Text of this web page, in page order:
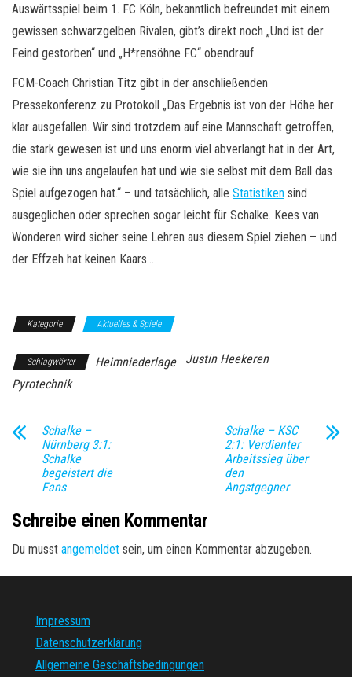
Auswärtsspiel beim 1. FC Köln, bekanntlich befreundet mit einem
gewissen schwarzgelben Rivalen, gibt’s direkt noch „Und ist der
Feind gestorben“ und „H*rensöhne FC“ obendrauf.
FCM-Coach Christian Titz gibt in der anschließenden
Pressekonferenz zu Protokoll „Das Ergebnis ist von der Höhe her
klar ausgefallen. Wir sind trotzdem auf eine Mannschaft getroffen,
die stark gewesen ist und uns enorm viel abverlangt hat in der Art,
wie sie ihn uns angelaufen hat und wie sie selbst mit dem Ball das
Spiel aufgezogen hat.“ – und tatsächlich, alle Statistiken sind
ausgeglichen oder sprechen sogar leicht für Schalke. Kees van
Wonderen wird sicher seine Lehren aus diesem Spiel ziehen – und
der Effzeh hat keinen Kaars…
Kategorie Aktuelles & Spiele
Schlagwörter Heimniederlage
Justin Heekeren
Pyrotechnik
Schalke –
Nürnberg 3:1:
Schalke
begeistert die
Fans
Schalke – KSC
2:1: Verdienter
Arbeitssieg über
den
Angstgegner
Schreibe einen Kommentar
Du musst angemeldet sein, um einen Kommentar abzugeben.
Impressum
Datenschutzerklärung
Allgemeine Geschäftsbedingungen